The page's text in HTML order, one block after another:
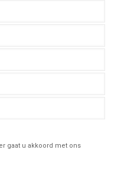
gaat u akkoord met ons